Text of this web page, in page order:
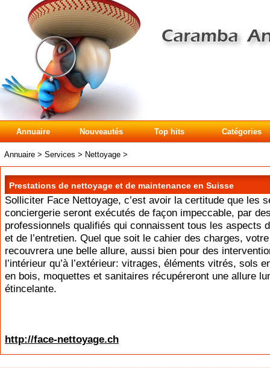
Annuaire Nouveautés Top hits Catégories
Annuaire > Services > Nettoyage >
Prestations de nettoyage et de maintenance en Suisse
Solliciter Face Nettoyage, c’est avoir la certitude que les
conciergerie seront exécutés de façon impeccable, par
professionnels qualifiés qui connaissent tous les aspects
et de l’entretien. Quel que soit le cahier des charges,
recouvrera une belle allure, aussi bien pour des
l’intérieur qu’à l’extérieur: vitrages, éléments vitrés, sols
en bois, moquettes et sanitaires récupéreront une allure
étincelante.
http://face-nettoyage.ch